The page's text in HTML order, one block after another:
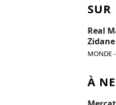
SUR
Real
MONDE
À